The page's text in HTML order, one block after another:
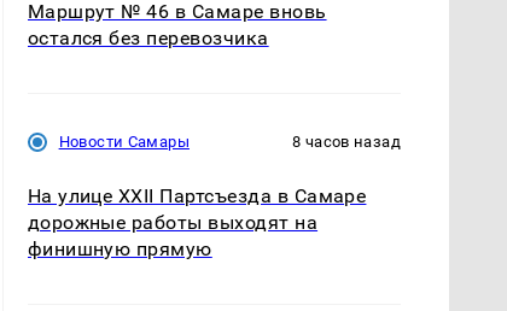
ажиотаж из-за этого
продукта: что купить?
подожгли.
Маршрут № 46 в Самаре вновь
остался без перевозчика
Новости Самары 8 часов назад
На улице XXII Партсъезда в Самаре
дорожные работы выходят на
финишную прямую